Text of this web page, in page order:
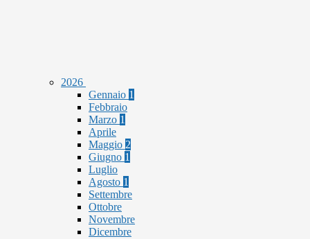
2026
Gennaio 1
Febbraio
Marzo 1
Aprile
Maggio 2
Giugno 1
Luglio
Agosto 1
Settembre
Ottobre
Novembre
Dicembre